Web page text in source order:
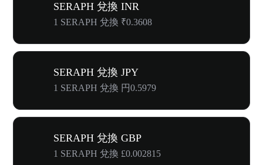
SERAPH 兌換 INR
1 SERAPH 兌換 ₹0.3608
SERAPH 兌換 JPY
1 SERAPH 兌換 円0.5979
SERAPH 兌換 GBP
1 SERAPH 兌換 £0.002815